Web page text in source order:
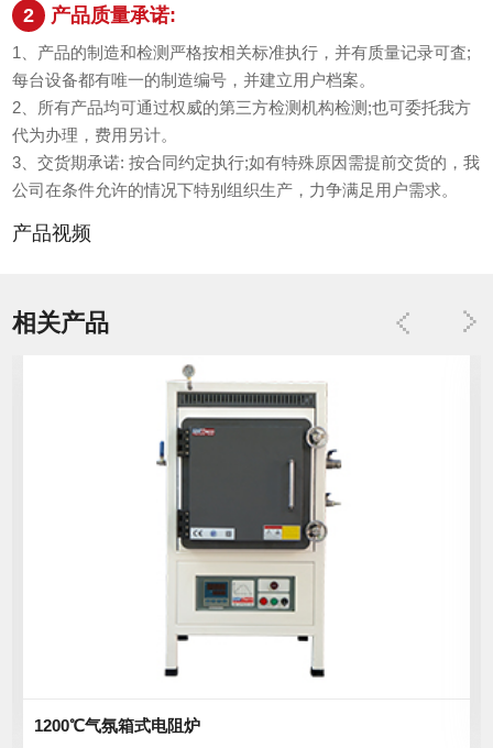
2 产品质量承诺:
1、产品的制造和检测严格按相关标准执行，并有质量记录可査;
每台设备都有唯一的制造编号，并建立用户档案。
2、所有产品均可通过权威的第三方检测机构检测;也可委托我方
代为办理，费用另计。
3、交货期承诺: 按合同约定执行;如有特殊原因需提前交货的，我
公司在条件允许的情况下特别组织生产，力争满足用户需求。
产品视频
相关产品
1200℃气氛箱式电阻炉